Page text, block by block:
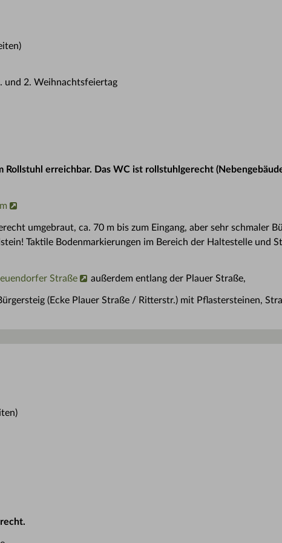
und 2. Weihnachtsfeiertag
Rollstuhl erreichbar. Das WC ist rollstuhlgerecht
umgebraut, ca. 70 m bis zum Eingang, aber sehr schmaler
Taktile Bodenmarkierungen im Bereich der Haltestelle und
Straße außerdem entlang der Plauer Straße,
(Ecke Plauer Straße / Ritterstr.) mit Pflastersteinen,